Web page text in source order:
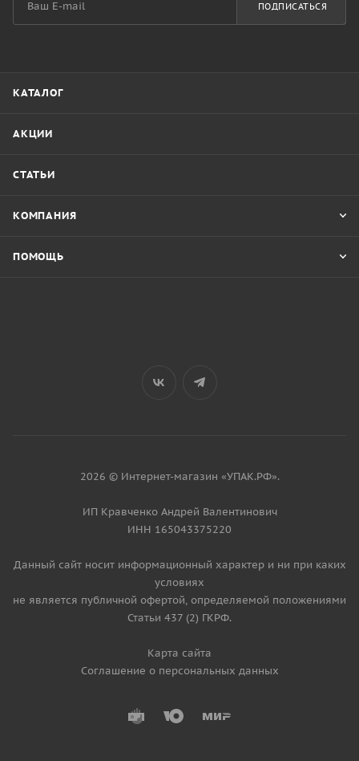
ПОДПИСАТЬСЯ
КАТАЛОГ
АКЦИИ
СТАТЬИ
КОМПАНИЯ
ПОМОЩЬ
2026 © Интернет-магазин «УПАК.РФ».
ИП Кравченко Андрей Валентинович
ИНН 165043375220
Данный сайт носит информационный характер и ни при каких
условиях
не является публичной офертой, определяемой положениями
Статьи 437 (2) ГКРФ.
Карта сайта
Соглашение о персональных данных